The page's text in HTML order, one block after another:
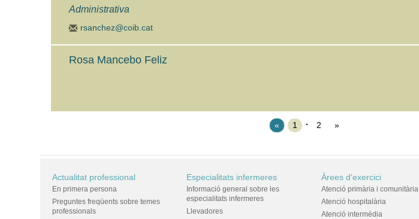
Administrativa
rsanchez@coib.cat
Rosa Mancebo Feliz
« 1 2 »
Actualitat professional
En primera persona
Preguntes freqüents sobre temes
professionals
Especialitats infermeres
Informació general sobre les
especialitats infermeres
Llevadores
Àrees d'exercici
Atenció primària i comunitària
Atenció hospitalària
Atenció intermèdia